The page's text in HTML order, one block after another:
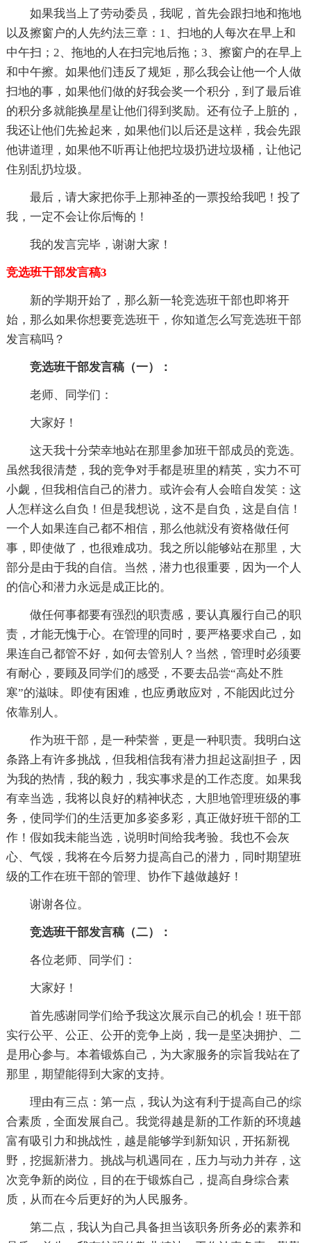
如果我当上了劳动委员，我呢，首先会跟扫地和拖地
以及擦窗户的人先约法三章：1、扫地的人每次在早上和
中午扫；2、拖地的人在扫完地后拖；3、擦窗户的在早上
和中午擦。如果他们违反了规矩，那么我会让他一个人做
扫地的事，如果他们做的好我会奖一个积分，到了最后谁
的积分多就能换星星让他们得到奖励。还有位子上脏的，
我还让他们先捡起来，如果他们以后还是这样，我会先跟
他讲道理，如果他不听再让他把垃圾扔进垃圾桶，让他记
住别乱扔垃圾。
最后，请大家把你手上那神圣的一票投给我吧！投了
我，一定不会让你后悔的！
我的发言完毕，谢谢大家！
竞选班干部发言稿3
新的学期开始了，那么新一轮竞选班干部也即将开
始，那么如果你想要竞选班干，你知道怎么写竞选班干部
发言稿吗？
竞选班干部发言稿（一）：
老师、同学们：
大家好！
这天我十分荣幸地站在那里参加班干部成员的竞选。
虽然我很清楚，我的竞争对手都是班里的精英，实力不可
小觑，但我相信自己的潜力。或许会有人会暗自发笑：这
人怎样这么自负！但是我想说，这不是自负，这是自信！
一个人如果连自己都不相信，那么他就没有资格做任何
事，即使做了，也很难成功。我之所以能够站在那里，大
部分是由于我的自信。当然，潜力也很重要，因为一个人
的信心和潜力永远是成正比的。
做任何事都要有强烈的职责感，要认真履行自己的职
责，才能无愧于心。在管理的同时，要严格要求自己，如
果连自己都管不好，如何去管别人？当然，管理时必须要
有耐心，要顾及同学们的感受，不要去品尝“高处不胜
寒”的滋味。即使有困难，也应勇敢应对，不能因此过分
依靠别人。
作为班干部，是一种荣誉，更是一种职责。我明白这
条路上有许多挑战，但我相信我有潜力担起这副担子，因
为我的热情，我的毅力，我实事求是的工作态度。如果我
有幸当选，我将以良好的精神状态，大胆地管理班级的事
务，使同学们的生活更加多姿多彩，真正做好班干部的工
作！假如我未能当选，说明时间给我考验。我也不会灰
心、气馁，我将在今后努力提高自己的潜力，同时期望班
级的工作在班干部的管理、协作下越做越好！
谢谢各位。
竞选班干部发言稿（二）：
各位老师、同学们：
大家好！
首先感谢同学们给予我这次展示自己的机会！班干部
实行公平、公正、公开的竞争上岗，我一是坚决拥护、二
是用心参与。本着锻炼自己，为大家服务的宗旨我站在了
那里，期望能得到大家的支持。
理由有三点：第一点，我认为这有利于提高自己的综
合素质，全面发展自己。我觉得越是新的工作新的环境越
富有吸引力和挑战性，越是能够学到新知识，开拓新视
野，挖掘新潜力。挑战与机遇同在，压力与动力并存，这
次竞争新的岗位，目的在于锻炼自己，提高自身综合素
质，从而在今后更好的为人民服务。
第二点，我认为自己具备担当该职务所务必的素养和